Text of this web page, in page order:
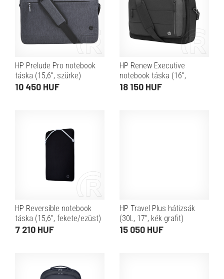
HP Prelude Pro notebook
táska (15,6", szürke)
10 450 HUF
HP Renew Executive
notebook táska (16",
fekete)
18 150 HUF
HP Reversible notebook
táska (15,6", fekete/ezüst)
7 210 HUF
HP Travel Plus hátizsák
(30L, 17", kék grafit)
15 050 HUF